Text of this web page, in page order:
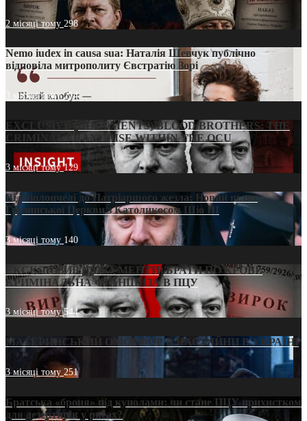
2 місяці тому 298
Nemo iudex in causa sua: Наталія Шевчук публічно
відповіла митрополиту Євстратію Зорі
3 місяці тому214
EXCLUSIVE (DOCUMENTS)/BLOOD BROTHERS: THE
CRIMINAL FRANCHISE WITHIN THE OCU
3 місяці тому129
Від віолончелі до Патріаршого жезла: Новий шлях
Грузинської Церкви з Католикосом Шіо III
3 місяці тому 140
ЕКСКЛЮЗИВ (ДОКУМЕНТИ)/БРАТИ ПО КРОВІ:
КРИМІНАЛЬНА ФРАНШИЗА В ПЦУ
3 місяці тому544
МАТЕРИНСЬКИЙ ОМОРФОР В ЧАС ВІЙНИ В УКРАЇНІ
3 місяці тому251
Братська «броня» під куполами: чи стане ПЦУ прихистком
для дезертирів у рясах?